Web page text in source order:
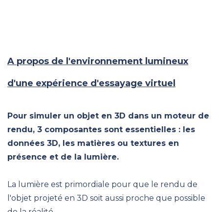
A propos de l'environnement lumineux
d'une expérience d'essayage virtuel
Pour simuler un objet en 3D dans un moteur de
rendu, 3 composantes sont essentielles : les
données 3D, les matières ou textures en
présence et de la lumière.
La lumière est primordiale pour que le rendu de
l'objet projeté en 3D soit aussi proche que possible